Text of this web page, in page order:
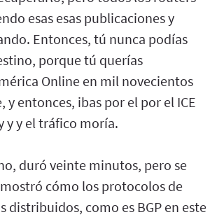
esas esas publicaciones y
Entonces, tú nunca podías
porque tú querías
Online en mil novecientos
y entonces, ibas por el por el ICE
y y el tráfico moría.
duró veinte minutos, pero se
cómo los protocolos de
distribuidos, como es BGP en este